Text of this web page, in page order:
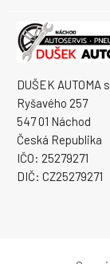
DUŠEK AUTOMA
Ryšavého 257
547 01 Náchod
Česká Republika
IČO: 25279271
DIČ: CZ25279271